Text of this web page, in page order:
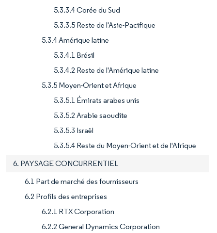
5.3.3.4 Corée du Sud
5.3.3.5 Reste de l'Asie-Pacifique
5.3.4 Amérique latine
5.3.4.1 Brésil
5.3.4.2 Reste de l'Amérique latine
5.3.5 Moyen-Orient et Afrique
5.3.5.1 Émirats arabes unis
5.3.5.2 Arabie saoudite
5.3.5.3 Israël
5.3.5.4 Reste du Moyen-Orient et de l'Afrique
6. PAYSAGE CONCURRENTIEL
6.1 Part de marché des fournisseurs
6.2 Profils des entreprises
6.2.1 RTX Corporation
6.2.2 General Dynamics Corporation